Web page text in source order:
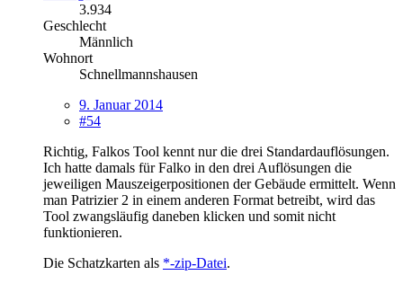
3.934
Geschlecht
Männlich
Wohnort
Schnellmannshausen
9. Januar 2014
#54
Richtig, Falkos Tool kennt nur die drei Standardauflösungen.
Ich hatte damals für Falko in den drei Auflösungen die
jeweiligen Mauszeigerpositionen der Gebäude ermittelt. Wenn
man Patrizier 2 in einem anderen Format betreibt, wird das
Tool zwangsläufig daneben klicken und somit nicht
funktionieren.
Die Schatzkarten als *-zip-Datei.